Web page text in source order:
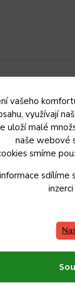
vašeho
využívají
uloží malé
naše webové
smíme
sdílíme
znamená, že
takže už